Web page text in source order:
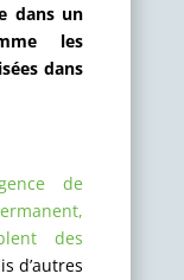
dans un
les
dans
de
des
d’autres